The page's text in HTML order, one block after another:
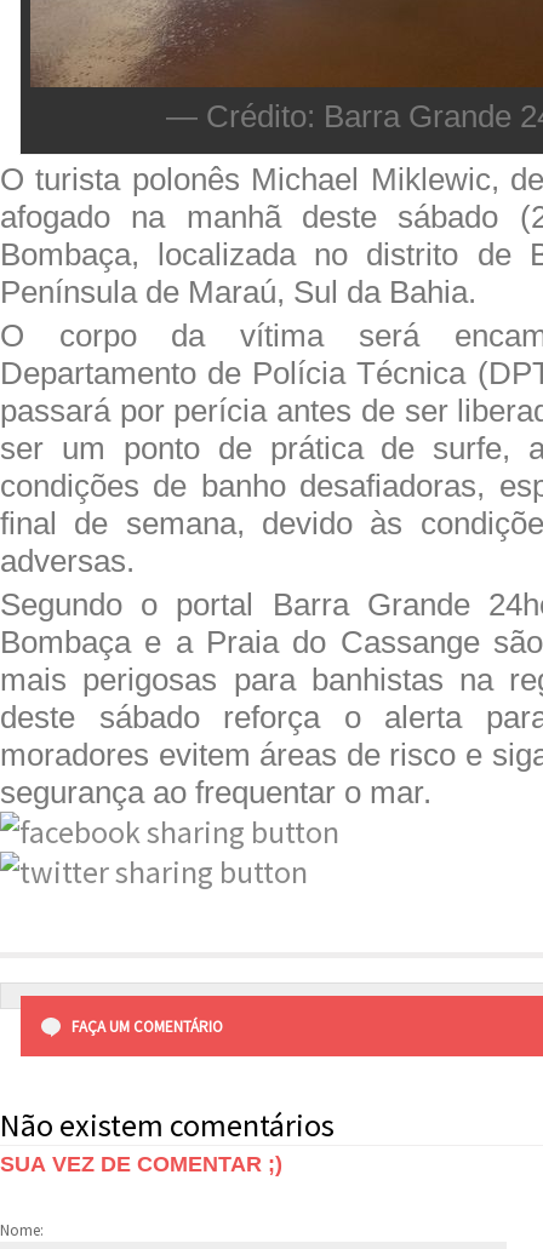
— Crédito: Barra Grande
O turista polonês Michael Miklewic,
afogado na manhã deste sábado
Bombaça, localizada no distrito de
Península de Maraú, Sul da Bahia.
O corpo da vítima será
Departamento de Polícia Técnica
passará por perícia antes de ser
ser um ponto de prática de surfe,
condições de banho desafiadoras,
final de semana, devido às
adversas.
Segundo o portal Barra Grande
Bombaça e a Praia do Cassange
mais perigosas para banhistas na
deste sábado reforça o alerta
moradores evitem áreas de risco e
segurança ao frequentar o mar.
FAÇA UM COMENTÁRIO
Não existem comentários
SUA VEZ DE COMENTAR ;)
Nome: